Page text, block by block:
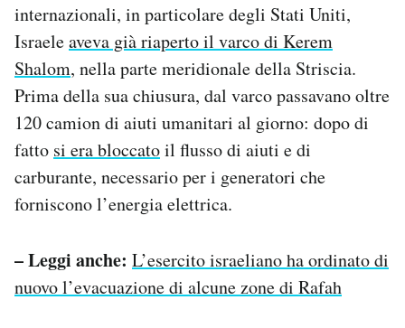
internazionali, in particolare degli Stati Uniti,
Israeleaveva già riaperto il varco di Kerem
Shalom, nella parte meridionale della Striscia.
Prima della sua chiusura, dal varco passavano oltre
120 camion di aiuti umanitari al giorno: dopo di
fatto si era bloccatoil flusso di aiuti e di
carburante, necessario per i generatori che
forniscono l’energia elettrica.
– Leggi anche: L’esercito israeliano ha ordinato di
nuovo l’evacuazione di alcune zone di Rafah